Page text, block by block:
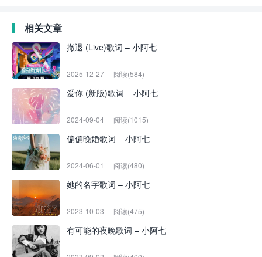
相关文章
撤退 (Live)歌词 – 小阿七
2025-12-27 阅读(584)
爱你 (新版)歌词 – 小阿七
2024-09-04 阅读(1015)
偏偏晚婚歌词 – 小阿七
2024-06-01 阅读(480)
她的名字歌词 – 小阿七
2023-10-03 阅读(475)
有可能的夜晚歌词 – 小阿七